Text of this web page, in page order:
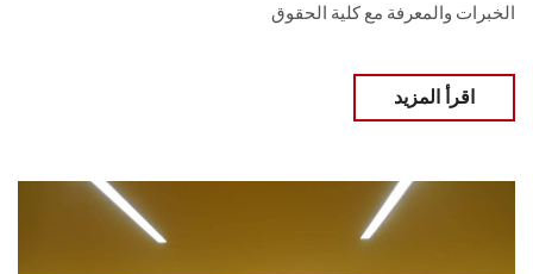
الخبرات والمعرفة مع كلية الحقوق
اقرأ المزيد